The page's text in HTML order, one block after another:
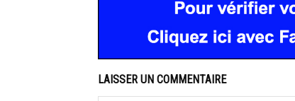
LAISSER UN COMMENTAIRE